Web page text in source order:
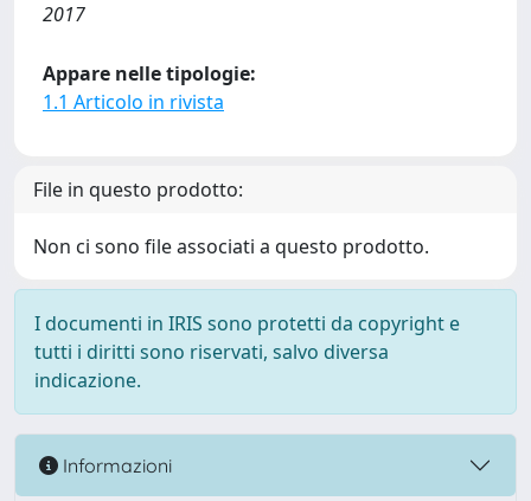
2017
Appare nelle tipologie:
1.1 Articolo in rivista
File in questo prodotto:
Non ci sono file associati a questo prodotto.
I documenti in IRIS sono protetti da copyright e
tutti i diritti sono riservati, salvo diversa
indicazione.
Informazioni